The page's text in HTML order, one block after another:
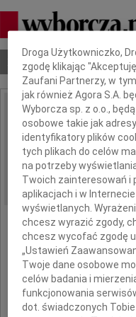
Nekrologi Odeszli
IMIĘ I NAZWISKO:
REGION: cała
DATA EMISJI:
W dniu 9 września 2009
Dbamy o Twoją
Droga Użytkowniczko,
zgodę klikając
Zaufani Partnerzy, w
jak również Agora S.A.
Wyborcza sp. z o.o.,
osobowe takie jak
identyfikatory plików
tych plikach do celów
na potrzeby
Twoich zainteresowań i
aplikacjach i w
wyświetlanych.
chcesz wyrazić zgody,
chcesz wycofać zgodę
„Ustawień
Twoje dane osobowe
celów badania i
funkcjonowania
dot. świadczonych